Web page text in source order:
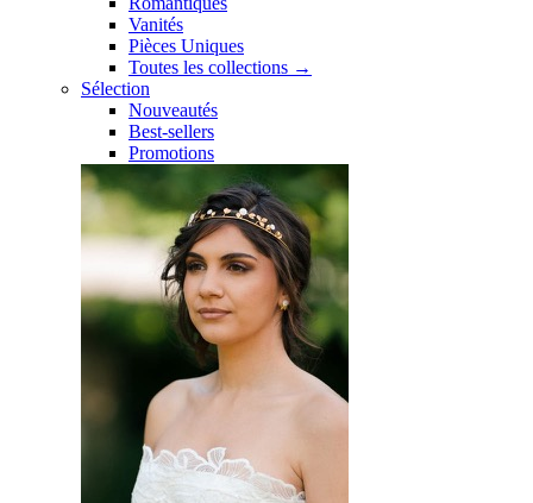
Vanités
Pièces Uniques
Toutes les collections →
Sélection
Nouveautés
Best-sellers
Promotions